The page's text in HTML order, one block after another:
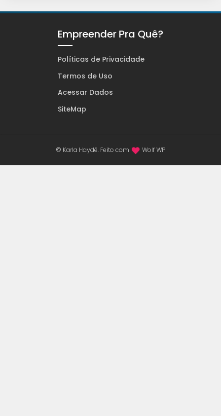
Empreender Pra Quê?
Políticas de Privacidade
Termos de Uso
Acessar Dados
SiteMap
© Karla Haydê. Feito com Wolf WP